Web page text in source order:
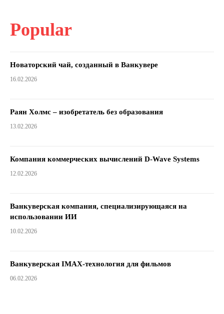
Popular
Новаторский чай, созданный в Ванкувере
16.02.2026
Раян Холмс – изобретатель без образования
13.02.2026
Компания коммерческих вычислений D-Wave Systems
12.02.2026
Ванкуверская компания, специализирующаяся на
использовании ИИ
10.02.2026
Ванкуверская IMAX-технология для фильмов
06.02.2026